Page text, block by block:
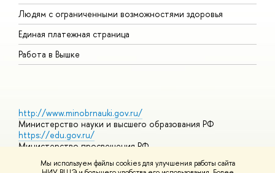
Мы используем файлы cookies для улучшения работы сайта
Людям с ограниченными возможностями здоровья
Единая платежная страница
Работа в Вышке
http://www.minobrnauki.gov.ru/
Министерство науки и высшего образования РФ
https://edu.gov.ru/
Министерство просвещения РФ
Массовые открытые онлайн-курсы